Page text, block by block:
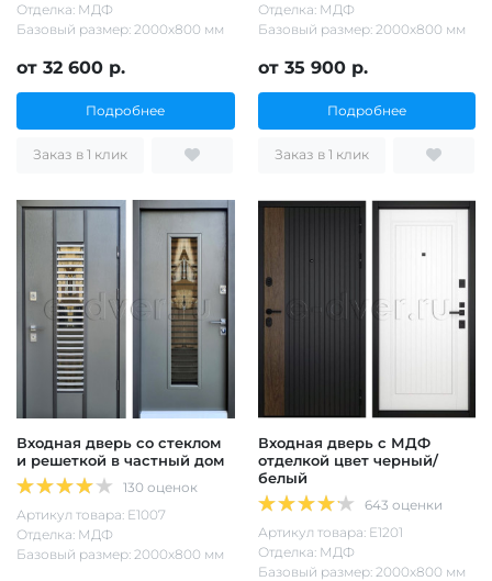
Отделка: МДФ
Базовый размер: 2000х800 мм
от 32 600 р.
Подробнее
Заказ в 1 клик
Отделка: МДФ
Базовый размер: 2000х800 мм
от 35 900 р.
Подробнее
Заказ в 1 клик
Входная дверь со стеклом
и решеткой в частный дом
130 оценок
Артикул товара: Е1007
Отделка: МДФ
Базовый размер: 2000х800 мм
Входная дверь с МДФ
отделкой цвет черный/
белый
643 оценки
Артикул товара: Е1201
Отделка: МДФ
Базовый размер: 2000х800 мм